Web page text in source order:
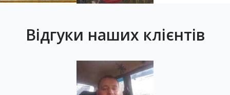
Відгуки наших клієнтів